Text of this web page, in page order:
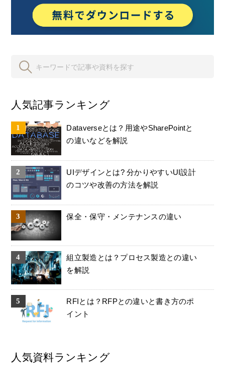
人気記事ランキング
Dataverseとは？用途やSharePointと
の違いなどを解説
UIデザインとは? 分かりやすいUI設計
のコツや改善の方法を解説
保全・保守・メンテナンスの違い
組立製造とは？プロセス製造との違い
を解説
RFIとは？RFPとの違いと書き方のポ
イント
人気資料ランキング